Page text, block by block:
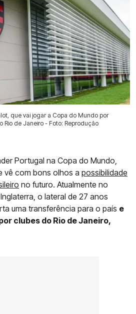
que vai jogar a Copa do Mundo por
Rio de Janeiro - Foto: Reprodução
Portugal na Copa do Mundo,
vê com bons olhos a possibilidade
no futuro. Atualmente no
o lateral de 27 anos
uma transferência para o país e
clubes do Rio de Janeiro,